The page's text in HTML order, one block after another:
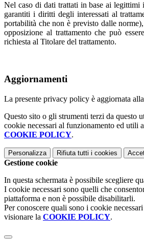
Nel caso di dati trattati in base ai legittimi
garantiti i diritti degli interessati al
portabilità che non è previsto dalle
opposizione al trattamento che può
richiesta al Titolare del trattamento.
Aggiornamenti
La presente privacy policy è aggiornata
Questo sito o gli strumenti terzi da questo
cookie necessari al funzionamento ed utili
COOKIE POLICY.
Personalizza Rifiuta tutti i cookies
Gestione cookie
In questa schermata è possibile scegliere
I cookie necessari sono quelli che
piattaforma e non è possibile disabilitarli.
Per conoscere quali sono i cookie
visionare la COOKIE POLICY.